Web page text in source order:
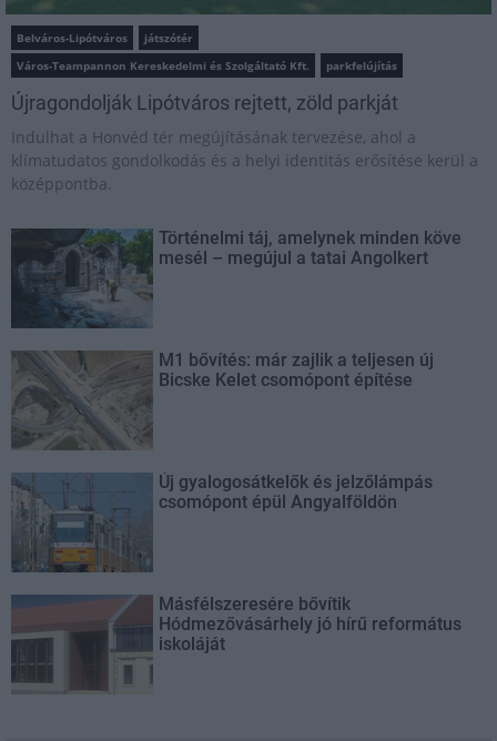
Belváros-Lipótváros
játszótér
Város-Teampannon Kereskedelmi és Szolgáltató Kft.
parkfelújítás
Újragondolják Lipótváros rejtett, zöld parkját
Indulhat a Honvéd tér megújításának tervezése, ahol a
klímatudatos gondolkodás és a helyi identitás erősítése kerül a
középpontba.
Történelmi táj, amelynek minden köve
mesél – megújul a tatai Angolkert
M1 bővítés: már zajlik a teljesen új
Bicske Kelet csomópont építése
Új gyalogosátkelők és jelzőlámpás
csomópont épül Angyalföldön
Másfélszeresére bővítik
Hódmezővásárhely jó hírű református
iskoláját